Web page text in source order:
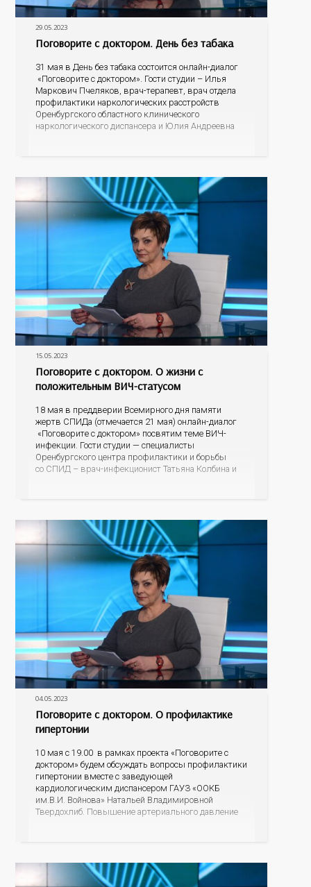
29.05.2023
Поговорите с доктором. День без табака
31 мая в День без табака состоится онлайн-диалог
«Поговорите с доктором». Гости студии – Илья
Маркович Пчеляков, врач-терапевт, врач отдела
профилактики наркологических расстройств
Оренбургского областного клинического
наркологического диспансера и Юлия Андреевна
сигаретный фильтр их задержать?
15.05.2023
Поговорите с доктором. О жизни с
положительным ВИЧ-статусом
18 мая в преддверии Всемирного дня памяти
жертв СПИДа (отмечается 21 мая) онлайн-диалог
«Поговорите с доктором» посвятим теме ВИЧ-
инфекции. Гости студии — специалисты
Оренбургского центра профилактики и борьбы
со СПИД – врач-инфекционист Татьяна Колбина и
бесплатную помощь; как обезопасить своих
04.05.2023
Поговорите с доктором. О профилактике
гипертонии
10 мая с 19.00 в рамках проекта «Поговорите с
доктором» будем обсуждать вопросы профилактики
гипертонии вместе с заведующей
кардиологическим диспансером ГАУЗ «ООКБ
им.В.И. Войнова» Натальей Владимировной
Твердохлиб. Повышение артериального давление
зрительных органов, осложнений беременности